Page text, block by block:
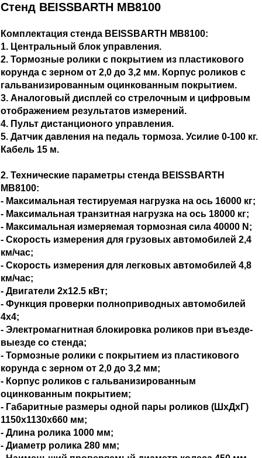
Стенд BEISSBARTH MB8100
Комплектация стенда BEISSBARTH MB8100:
1. Центральный блок управления.
2. Тормозные ролики с покрытием из пластикового
корунда с зерном от 2,0 до 3,2 мм. Корпус роликов с
гальванизированным оцинкованным покрытием.
3. Аналоговый дисплей со стрелочным и цифровым
отображением результатов измерений.
4. Пульт дистанционого управления.
5. Датчик давления на педаль тормоза. Усилие 0-100 кг.
Кабель 15 м.
2. Технические параметры стенда BEISSBARTH
MB8100:
- Максимальная тестируемая нагрузка на ось 16000 кг;
- Максимальная транзитная нагрузка на ось 18000 кг;
- Максимальная измеряемая тормозная сила 40000 N;
- Скорость измерения для грузовых автомобилей 2,4
км/час;
- Скорость измерения для легковых автомобилей 4,8
км/час;
- Двигатели 2х12.5 кВт;
- Функция проверки полноприводных автомобилей
4х4;
- Электромагнитная блокировка роликов при въезде-
выезде со стенда;
- Тормозные ролики с покрытием из пластикового
корунда с зерном от 2,0 до 3,2 мм;
- Корпус роликов с гальванизированным
оцинкованным покрытием;
- Габаритные размеры одной пары роликов (ШхДхГ)
1150х1130х660 мм;
- Длина ролика 1000 мм;
- Диаметр ролика 280 мм;